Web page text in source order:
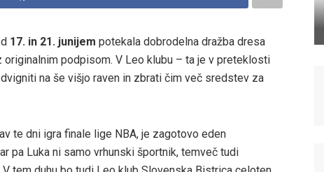
17. in 21. junijem potekala dobrodelna dražba dresa
podpisom. V Leo klubu – ta je v preteklosti
na še višjo raven in zbrati čim več sredstev za
te dni igra finale lige NBA, je zagotovo eden
pa Luka ni samo vrhunski športnik, temveč tudi